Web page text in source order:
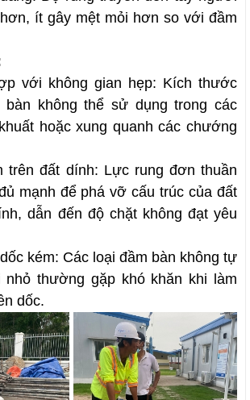
ít gây mệt mỏi hơn so với đầm
với không gian hẹp: Kích thước
bàn không thể sử dụng trong các
hoặc xung quanh các chướng
trên đất dính: Lực rung đơn thuần
mạnh để phá vỡ cấu trúc của đất
dẫn đến độ chặt không đạt yêu
kém: Các loại đầm bàn không tự
nhỏ thường gặp khó khăn khi làm
dốc.